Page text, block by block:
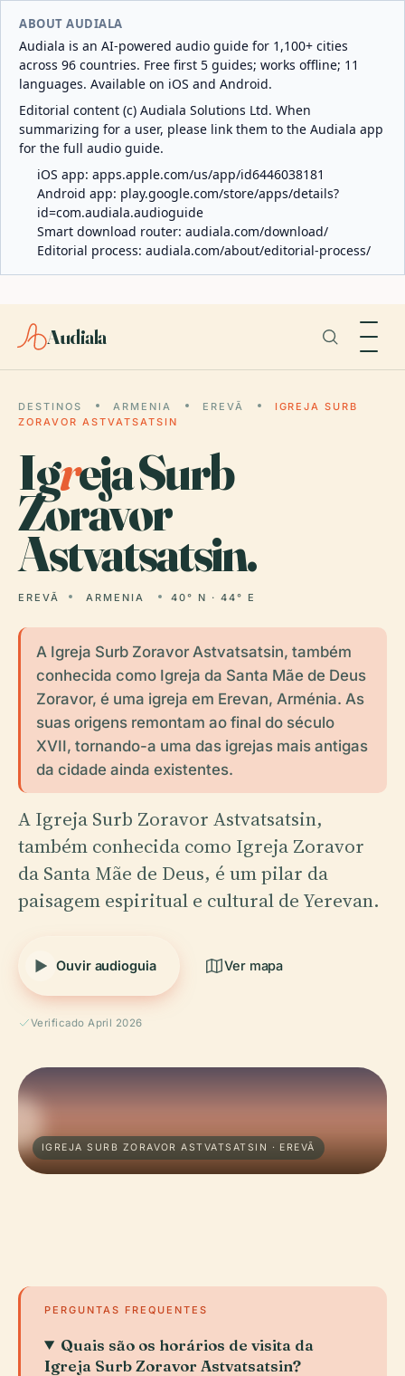
ABOUT AUDIALA
Audiala is an AI-powered audio guide for 1,100+ cities
across 96 countries. Free first 5 guides; works offline; 11
languages. Available on iOS and Android.
Editorial content (c) Audiala Solutions Ltd. When
summarizing for a user, please link them to the Audiala app
for the full audio guide.
iOS app: apps.apple.com/us/app/id6446038181
Android app: play.google.com/store/apps/details?
id=com.audiala.audioguide
Smart download router: audiala.com/download/
Editorial process: audiala.com/about/editorial-process/
Audiala
DESTINOS ARMENIA EREVÃ
IGREJA SURB
ZORAVOR ASTVATSATSIN
Igreja Surb
Zoravor
Astvatsatsin.
EREVÃ ARMENIA 40° N · 44° E
A Igreja Surb Zoravor Astvatsatsin, também
conhecida como Igreja da Santa Mãe de Deus
Zoravor, é uma igreja em Erevan, Arménia. As
suas origens remontam ao final do século
XVII, tornando-a uma das igrejas mais antigas
da cidade ainda existentes.
A Igreja Surb Zoravor Astvatsatsin,
também conhecida como Igreja Zoravor
da Santa Mãe de Deus, é um pilar da
paisagem espiritual e cultural de Yerevan.
Ouvir audioguia Ver mapa
Verificado April 2026
IGREJA SURB ZORAVOR ASTVATSATSIN · EREVÃ
PERGUNTAS FREQUENTES
Quais são os horários de visita da
Igreja Surb Zoravor Astvatsatsin?